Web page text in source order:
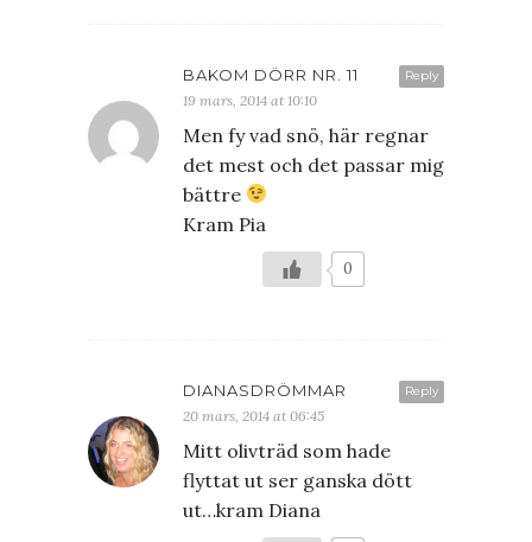
Reply
BAKOM DÖRR NR. 11
19 mars, 2014 at 10:10
Men fy vad snö, här regnar
det mest och det passar mig
bättre
Kram Pia
0
Reply
DIANASDRÖMMAR
20 mars, 2014 at 06:45
Mitt olivträd som hade
flyttat ut ser ganska dött
ut…kram Diana